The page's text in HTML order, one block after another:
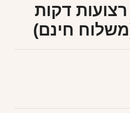
דקות
חינם)